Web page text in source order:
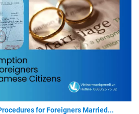
for Foreigners Married...